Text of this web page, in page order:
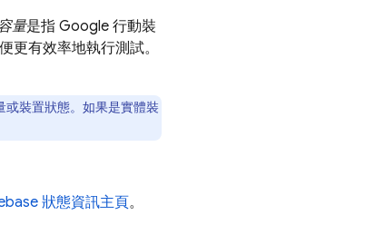
量是指 Google 行動裝
更有效率地執行測試。
裝置狀態。如果是實體裝
狀態資訊主頁。